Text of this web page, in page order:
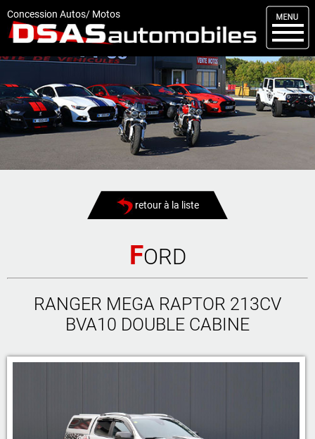
Concession Autos/ Motos
Menu
DSAS
Kit carrosserie
Nos occasions
Nos services
Comment réserver
Articles
Vendus
Livraisons
Contact
retour à la liste
FORD
RANGER MEGA RAPTOR 213CV
BVA10 DOUBLE CABINE